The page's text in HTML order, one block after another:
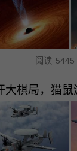
阅读 5445
大棋局，猫鼠